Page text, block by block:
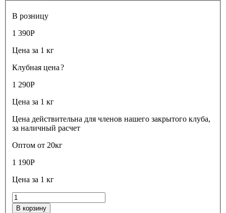
В розницу
1 390Р
Цена за 1 кг
Клубная цена?
1 290Р
Цена за 1 кг
Цена действительна для членов нашего закрытого клуба,
за наличный расчет
Оптом от 20кг
1 190Р
Цена за 1 кг
В корзину